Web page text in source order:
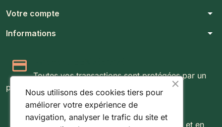
Votre compte arrow_drop_down
Informations arrow_drop_down
Toutes vos transactions sont protégées par un
protocole SSL 256 bits.
Expédition rapide & suivie
Livraison rapide partout au Luxembourg et en
Nous utilisons des cookies tiers pour
améliorer votre expérience de
navigation, analyser le trafic du site et